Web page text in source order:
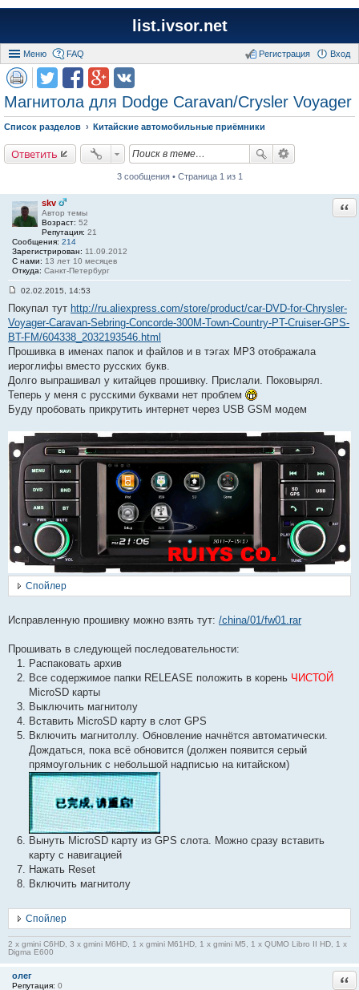
list.ivsor.net
Меню FAQ Вход
Регистрация
Магнитола для Dodge Caravan/Crysler Voyager
Список разделов Китайские автомобильные приёмники
Ответить
3 сообщения • Страница 1 из 1
skv
Автор темы
Возраст: 52
Репутация: 21
Сообщения: 214
Зарегистрирован: 11.09.2012
С нами: 13 лет 10 месяцев
Откуда: Санкт-Петербург
о
б
щ
н
и
е
#
1
02.02.2015, 14:53
Покупал тут http://ru.aliexpress.com/store/product/car-DVD-for-Chrysler-
Voyager-Caravan-Sebring-Concorde-300M-Town-Country-PT-Cruiser-GPS-
BT-FM/604338_2032193546.html
Прошивка в именах папок и файлов и в тэгах MP3 отображала
иероглифы вместо русских букв.
Долго выпрашивал у китайцев прошивку. Прислали. Поковырял.
Теперь у меня с русскими буквами нет проблем
Буду пробовать прикрутить интернет через USB GSM модем
Спойлер
Исправленную прошивку можно взять тут: /china/01/fw01.rar
Прошивать в следующей последовательности:
Распаковать архив
Все содержимое папки RELEASE положить в корень ЧИСТОЙ
MicroSD карты
Выключить магнитолу
Вставить MicroSD карту в слот GPS
Включить магнитоллу. Обновление начнётся автоматически.
Дождаться, пока всё обновится (должен появится серый
прямоугольник с небольшой надписью на китайском)
Вынуть MicroSD карту из GPS слота. Можно сразу вставить
карту с навигацией
Нажать Reset
Включить магнитолу
Спойлер
2 x gmini C6HD, 3 x gmini M6HD, 1 x gmini M61HD, 1 x gmini M5, 1 x QUMO Libro II HD, 1 x
Digma E600
олег
Репутация: 0